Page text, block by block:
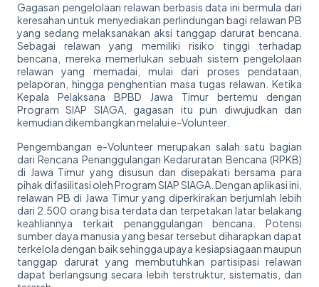
Gagasan pengelolaan relawan berbasis data ini bermula dari
keresahan untuk menyediakan perlindungan bagi relawan PB
yang sedang melaksanakan aksi tanggap darurat bencana.
Sebagai relawan yang memiliki risiko tinggi terhadap
bencana, mereka memerlukan sebuah sistem pengelolaan
relawan yang memadai, mulai dari proses pendataan,
pelaporan, hingga penghentian masa tugas relawan. Ketika
Kepala Pelaksana BPBD Jawa Timur bertemu dengan
Program SIAP SIAGA, gagasan itu pun diwujudkan dan
kemudian dikembangkan melalui e-Volunteer.
Pengembangan e-Volunteer merupakan salah satu bagian
dari Rencana Penanggulangan Kedaruratan Bencana (RPKB)
di Jawa Timur yang disusun dan disepakati bersama para
pihak difasilitasi oleh Program SIAP SIAGA. Dengan aplikasi ini,
relawan PB di Jawa Timur yang diperkirakan berjumlah lebih
dari 2.500 orang bisa terdata dan terpetakan latar belakang
keahliannya terkait penanggulangan bencana. Potensi
sumber daya manusia yang besar tersebut diharapkan dapat
terkelola dengan baik sehingga upaya kesiapsiagaan maupun
tanggap darurat yang membutuhkan partisipasi relawan
dapat berlangsung secara lebih terstruktur, sistematis, dan